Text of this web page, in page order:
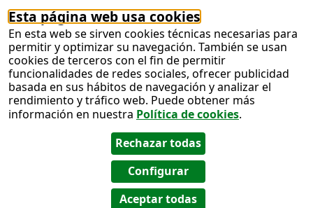
Esta página web usa cookies
En esta web se sirven cookies técnicas necesarias para
permitir y optimizar su navegación. También se usan
cookies de terceros con el fin de permitir
funcionalidades de redes sociales, ofrecer publicidad
basada en sus hábitos de navegación y analizar el
rendimiento y tráfico web. Puede obtener más
información en nuestra Política de cookies.